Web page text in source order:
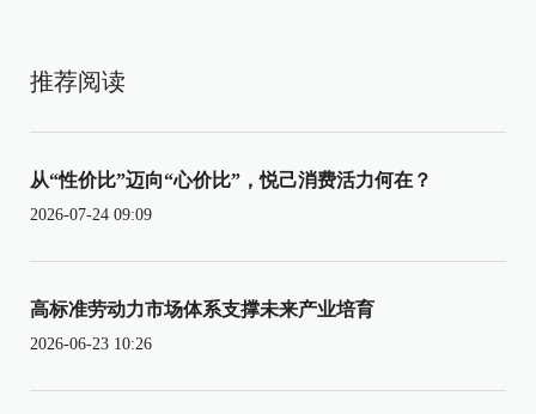
推荐阅读
从“性价比”迈向“心价比”，悦己消费活力何在？
2026-07-24 09:09
高标准劳动力市场体系支撑未来产业培育
2026-06-23 10:26